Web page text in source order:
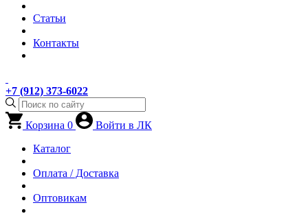
Статьи
Контакты
+7 (912) 373-6022
Корзина 0
Войти в ЛК
Каталог
Оплата / Доставка
Оптовикам